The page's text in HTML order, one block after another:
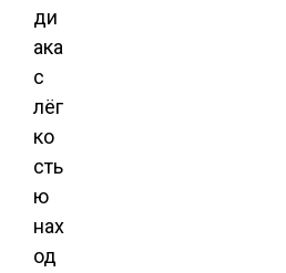
ди
ака
с
лёг
ко
сть
ю
нах
од